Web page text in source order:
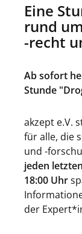
Eine
rund
-recht
Ab sofort
Stunde
akzept e.V.
für alle, die
und -
jeden
18:00 Uhr
der